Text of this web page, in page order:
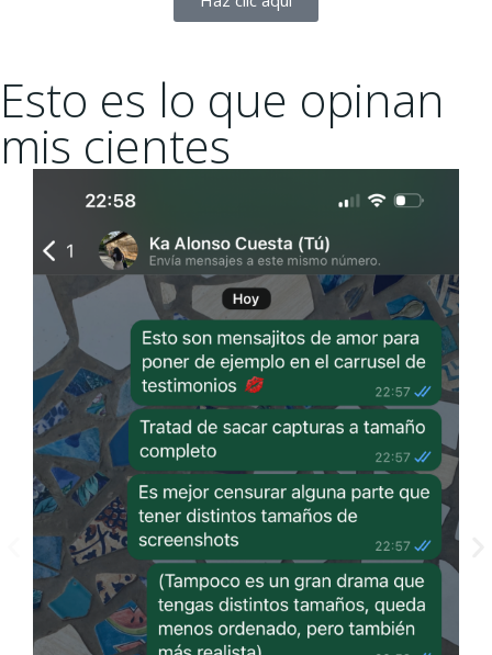
Esto es lo que opinan
mis cientes